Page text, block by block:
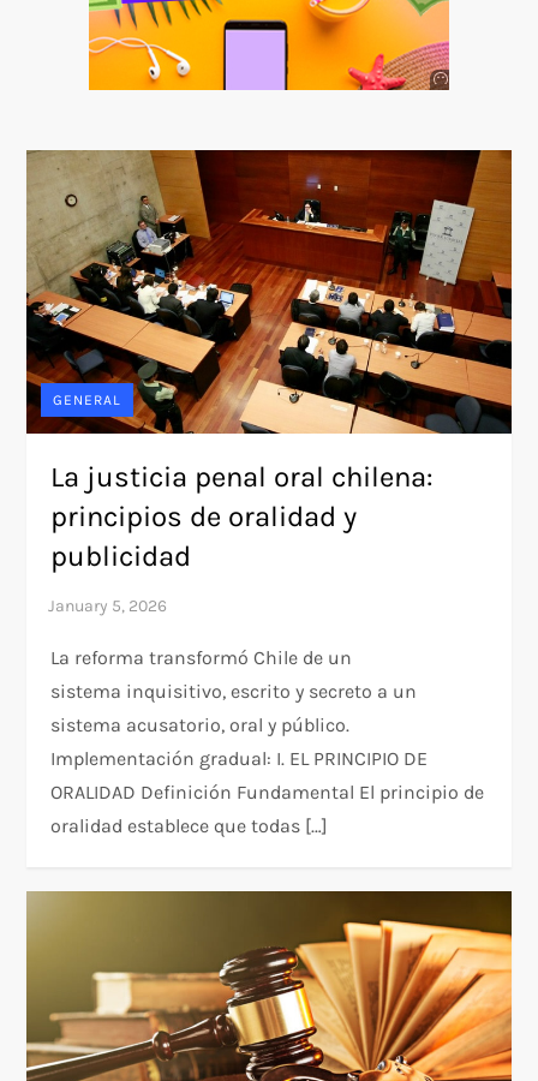
GENERAL
La justicia penal oral chilena:
principios de oralidad y
publicidad
La reforma transformó Chile de un
sistema inquisitivo, escrito y secreto a un
sistema acusatorio, oral y público.​
Implementación gradual: I. EL PRINCIPIO DE
ORALIDAD Definición Fundamental​ El principio de
oralidad establece que todas […]